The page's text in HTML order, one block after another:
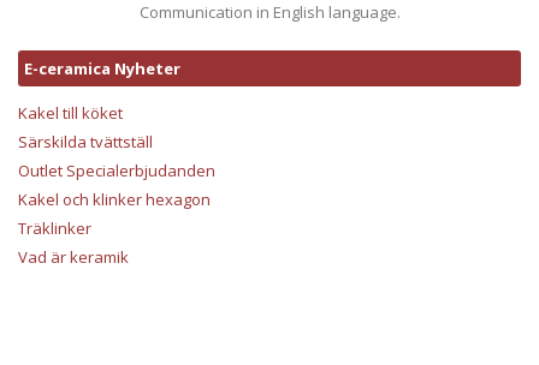
Communication in English language.
E-ceramica Nyheter
Kakel till köket
Särskilda tvättställ
Outlet Specialerbjudanden
Kakel och klinker hexagon
Träklinker
Vad är keramik